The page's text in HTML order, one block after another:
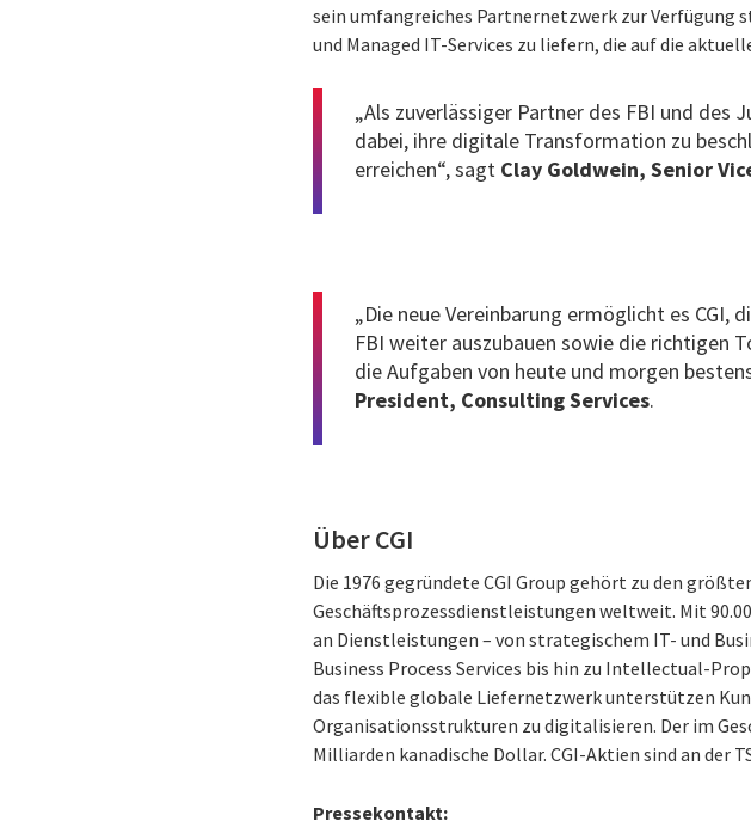
sein umfangreiches Partnernetzwerk zur
und Managed IT-Services zu liefern, die auf die
„Als zuverlässiger Partner des FBI und
dabei, ihre digitale Transformation zu
erreichen“, sagt Clay Goldwein, Senior
„Die neue Vereinbarung ermöglicht es
FBI weiter auszubauen sowie die richtigen
die Aufgaben von heute und morgen
President, Consulting Services.
Über CGI
Die 1976 gegründete CGI Group gehört zu den
Geschäftsprozessdienstleistungen weltweit. Mit
an Dienstleistungen – von strategischem IT- und
Business Process Services bis hin zu Intellectual-
das flexible globale Liefernetzwerk unterstützen
Organisationsstrukturen zu digitalisieren. Der im
Milliarden kanadische Dollar. CGI-Aktien sind an der
Pressekontakt: